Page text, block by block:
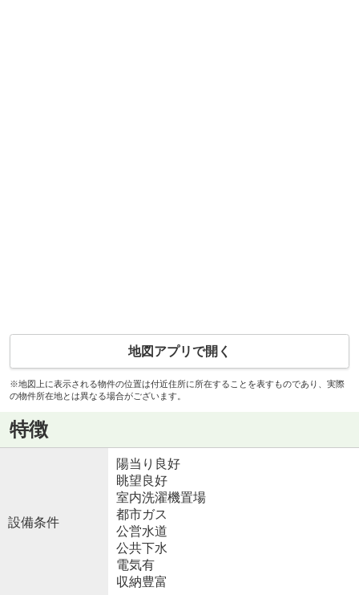
地図アプリで開く
※地図上に表示される物件の位置は付近住所に所在することを表すものであり、実際
の物件所在地とは異なる場合がございます。
特徴
設備条件
陽当り良好
眺望良好
室内洗濯機置場
都市ガス
公営水道
公共下水
電気有
収納豊富